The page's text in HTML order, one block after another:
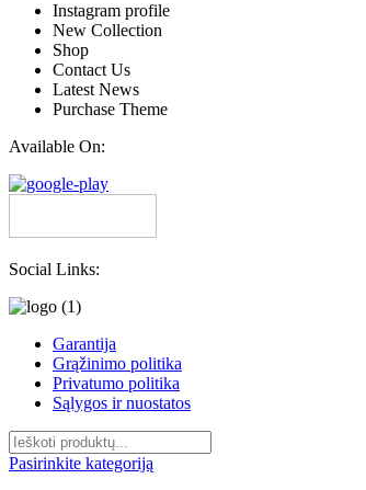
Instagram profile
New Collection
Shop
Contact Us
Latest News
Purchase Theme
Available On:
Social Links:
Garantija
Grąžinimo politika
Privatumo politika
Sąlygos ir nuostatos
Pasirinkite kategoriją